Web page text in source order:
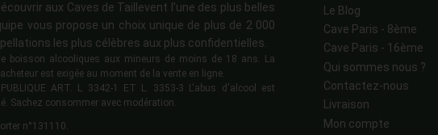
aux Caves de Taillevent l’une des plus belles
vous propose un choix unique de plus de 2 000
les plus célèbres aux plus confidentielles.
boisson alcooliques aux mineurs de moins de 18 ans. La
est exigée au moment de la vente en ligne.
ART. L 3342-1 ET L. 3353-3 L'abus d'alcool est
Sachez consommer avec modération.
n°131110.
Le Blog
Cave Paris - 8ème
Cave Paris - 16ème
Qui sommes nous ?
Contactez-nous
Livraison
Mon compte